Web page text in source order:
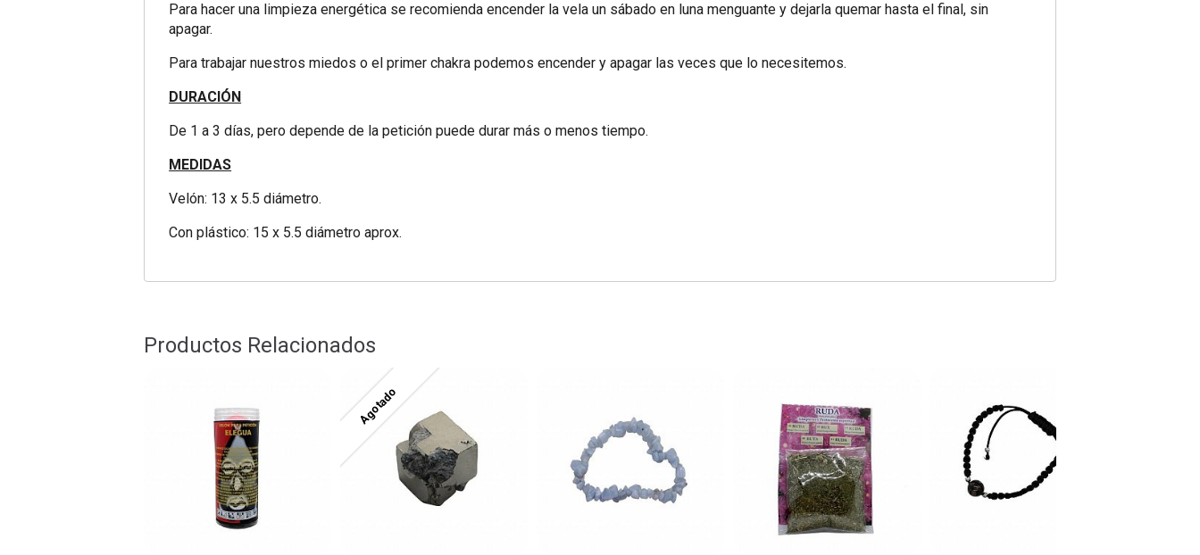
Para hacer una limpieza energética se recomienda encender la vela un sábado en luna menguante y dejarla quemar hasta el final, sin
apagar.
Para trabajar nuestros miedos o el primer chakra podemos encender y apagar las veces que lo necesitemos.
DURACIÓN
De 1 a 3 días, pero depende de la petición puede durar más o menos tiempo.
MEDIDAS
Velón: 13 x 5.5 diámetro.
Con plástico: 15 x 5.5 diámetro aprox.
Productos Relacionados
Agotado